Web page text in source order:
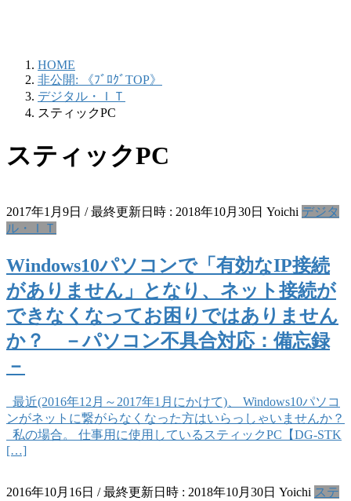
HOME
非公開: 《ﾌﾞﾛｸﾞTOP》
デジタル・ＩＴ
スティックPC
スティックPC
2017年1月9日 / 最終更新日時 : 2018年10月30日 Yoichi デジタ
ル・ＩＴ
Windows10パソコンで「有効なIP接続
がありません」となり、ネット接続が
できなくなってお困りではありません
か？ －パソコン不具合対応：備忘録
－
最近(2016年12月～2017年1月にかけて)、 Windows10パソコ
ンがネットに繋がらなくなった方はいらっしゃいませんか？
私の場合。 仕事用に使用しているスティックPC【DG-STK
[…]
2016年10月16日 / 最終更新日時 : 2018年10月30日 Yoichi ステ